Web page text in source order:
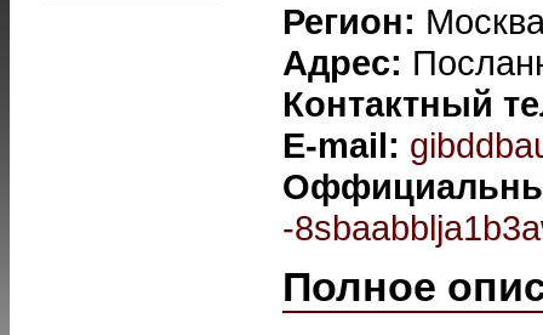
Регион:
Адрес:
Контактный
E-mail:
-
Полное